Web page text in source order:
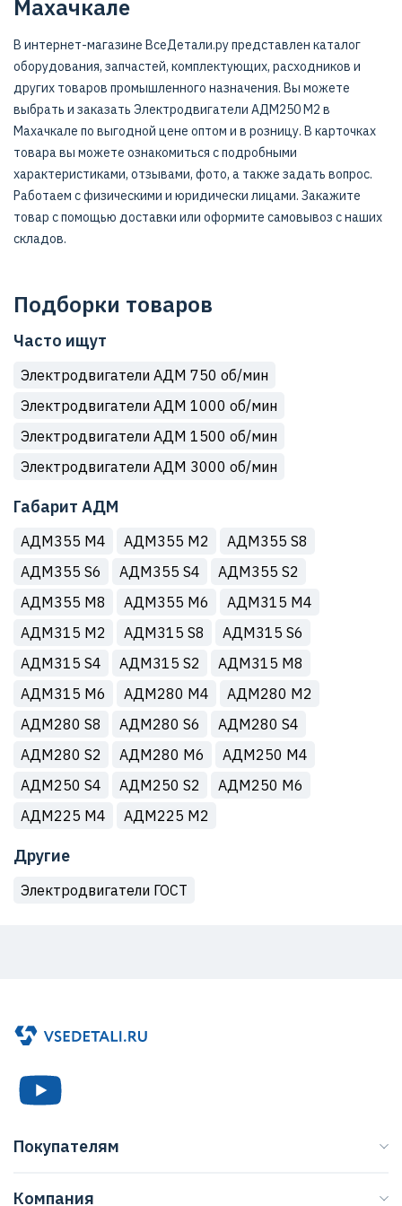
Махачкале
В интернет-магазине ВсеДетали.ру представлен каталог
оборудования, запчастей, комплектующих, расходников и
других товаров промышленного назначения. Вы можете
выбрать и заказать Электродвигатели АДМ250 M2 в
Махачкале по выгодной цене оптом и в розницу. В карточках
товара вы можете ознакомиться с подробными
характеристиками, отзывами, фото, а также задать вопрос.
Работаем с физическими и юридически лицами. Закажите
товар с помощью доставки или оформите самовывоз с наших
складов.
Подборки товаров
Часто ищут
Электродвигатели АДМ 750 об/мин
Электродвигатели АДМ 1000 об/мин
Электродвигатели АДМ 1500 об/мин
Электродвигатели АДМ 3000 об/мин
Габарит АДМ
АДМ355 М4 АДМ355 М2
АДМ355 S8
АДМ355 S6
АДМ355 S4
АДМ355 S2
АДМ355 M8
АДМ355 M6
АДМ315 М4
АДМ315 М2
АДМ315 S8
АДМ315 S6
АДМ315 S4
АДМ315 S2
АДМ315 M8
АДМ315 M6
АДМ280 М4
АДМ280 М2
АДМ280 S8
АДМ280 S6
АДМ280 S4
АДМ280 S2
АДМ280 M6
АДМ250 М4
АДМ250 S4
АДМ250 S2
АДМ250 M6
АДМ225 М4
АДМ225 M2
Другие
Электродвигатели ГОСТ
Покупателям
Компания